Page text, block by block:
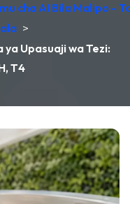
cha AI Bila Malipo -
>
ya Upasuaji wa Tezi:
T4